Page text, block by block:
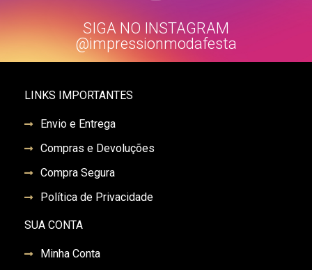
SIGA NO INSTAGRAM
@impressionmodafesta
LINKS IMPORTANTES
Envio e Entrega
Compras e Devoluções
Compra Segura
Política de Privacidade
SUA CONTA
Minha Conta